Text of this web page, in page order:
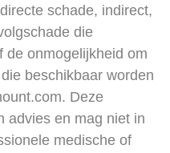
schade, indirect,
die
de onmogelijkheid om
beschikbaar worden
Deze
advies en mag niet in
medische of